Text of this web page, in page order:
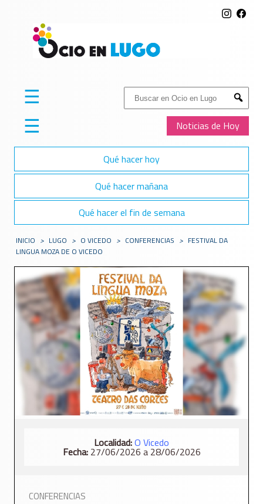
Buscar:
Submit
Noticias de Hoy
☰
☰
Qué hacer hoy
Qué hacer mañana
Qué hacer el fin de semana
INICIO > LUGO > O VICEDO > CONFERENCIAS > FESTIVAL DA
LINGUA MOZA DE O VICEDO
Localidad:O Vicedo
Fecha:27/06/2026 a 28/06/2026
CONFERENCIAS